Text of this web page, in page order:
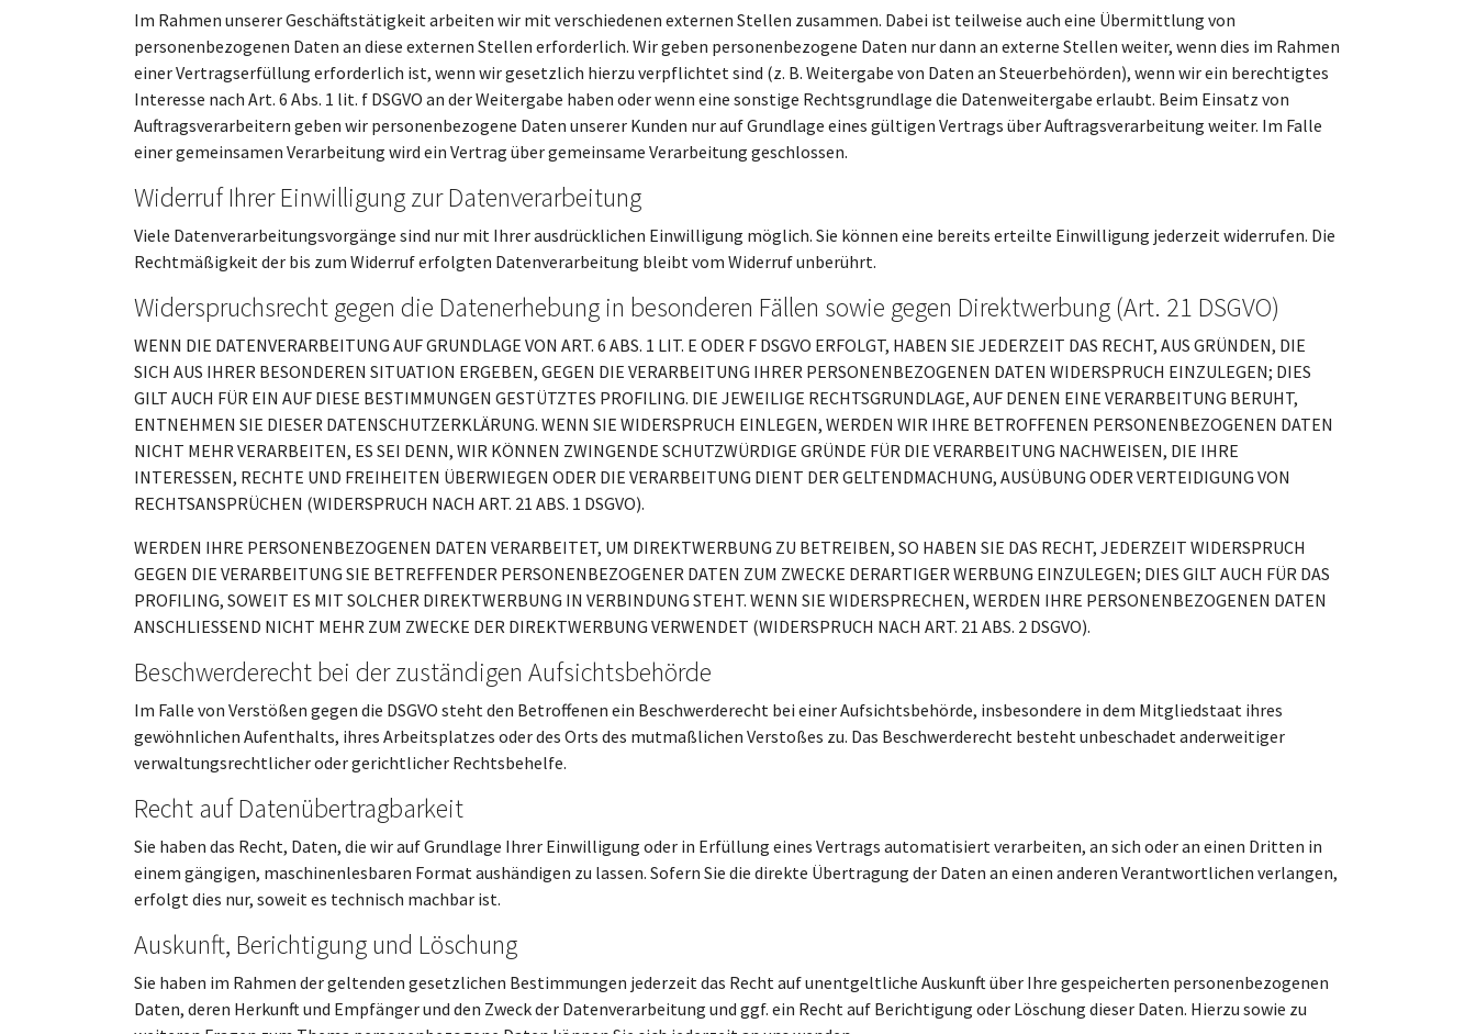
Im Rahmen unserer Geschäftstätigkeit arbeiten wir mit verschiedenen externen Stellen zusammen. Dabei ist teilweise auch eine Übermittlung von
personenbezogenen Daten an diese externen Stellen erforderlich. Wir geben personenbezogene Daten nur dann an externe Stellen weiter, wenn dies im Rahmen
einer Vertragserfüllung erforderlich ist, wenn wir gesetzlich hierzu verpflichtet sind (z. B. Weitergabe von Daten an Steuerbehörden), wenn wir ein berechtigtes
Interesse nach Art. 6 Abs. 1 lit. f DSGVO an der Weitergabe haben oder wenn eine sonstige Rechtsgrundlage die Datenweitergabe erlaubt. Beim Einsatz von
Auftragsverarbeitern geben wir personenbezogene Daten unserer Kunden nur auf Grundlage eines gültigen Vertrags über Auftragsverarbeitung weiter. Im Falle
einer gemeinsamen Verarbeitung wird ein Vertrag über gemeinsame Verarbeitung geschlossen.
Widerruf Ihrer Einwilligung zur Datenverarbeitung
Viele Datenverarbeitungsvorgänge sind nur mit Ihrer ausdrücklichen Einwilligung möglich. Sie können eine bereits erteilte Einwilligung jederzeit widerrufen. Die
Rechtmäßigkeit der bis zum Widerruf erfolgten Datenverarbeitung bleibt vom Widerruf unberührt.
Widerspruchsrecht gegen die Datenerhebung in besonderen Fällen sowie gegen Direktwerbung (Art. 21 DSGVO)
WENN DIE DATENVERARBEITUNG AUF GRUNDLAGE VON ART. 6 ABS. 1 LIT. E ODER F DSGVO ERFOLGT, HABEN SIE JEDERZEIT DAS RECHT, AUS GRÜNDEN, DIE
SICH AUS IHRER BESONDEREN SITUATION ERGEBEN, GEGEN DIE VERARBEITUNG IHRER PERSONENBEZOGENEN DATEN WIDERSPRUCH EINZULEGEN; DIES
GILT AUCH FÜR EIN AUF DIESE BESTIMMUNGEN GESTÜTZTES PROFILING. DIE JEWEILIGE RECHTSGRUNDLAGE, AUF DENEN EINE VERARBEITUNG BERUHT,
ENTNEHMEN SIE DIESER DATENSCHUTZERKLÄRUNG. WENN SIE WIDERSPRUCH EINLEGEN, WERDEN WIR IHRE BETROFFENEN PERSONENBEZOGENEN DATEN
NICHT MEHR VERARBEITEN, ES SEI DENN, WIR KÖNNEN ZWINGENDE SCHUTZWÜRDIGE GRÜNDE FÜR DIE VERARBEITUNG NACHWEISEN, DIE IHRE
INTERESSEN, RECHTE UND FREIHEITEN ÜBERWIEGEN ODER DIE VERARBEITUNG DIENT DER GELTENDMACHUNG, AUSÜBUNG ODER VERTEIDIGUNG VON
RECHTSANSPRÜCHEN (WIDERSPRUCH NACH ART. 21 ABS. 1 DSGVO).
WERDEN IHRE PERSONENBEZOGENEN DATEN VERARBEITET, UM DIREKTWERBUNG ZU BETREIBEN, SO HABEN SIE DAS RECHT, JEDERZEIT WIDERSPRUCH
GEGEN DIE VERARBEITUNG SIE BETREFFENDER PERSONENBEZOGENER DATEN ZUM ZWECKE DERARTIGER WERBUNG EINZULEGEN; DIES GILT AUCH FÜR DAS
PROFILING, SOWEIT ES MIT SOLCHER DIREKTWERBUNG IN VERBINDUNG STEHT. WENN SIE WIDERSPRECHEN, WERDEN IHRE PERSONENBEZOGENEN DATEN
ANSCHLIESSEND NICHT MEHR ZUM ZWECKE DER DIREKTWERBUNG VERWENDET (WIDERSPRUCH NACH ART. 21 ABS. 2 DSGVO).
Beschwerde­recht bei der zuständigen Aufsichts­behörde
Im Falle von Verstößen gegen die DSGVO steht den Betroffenen ein Beschwerderecht bei einer Aufsichtsbehörde, insbesondere in dem Mitgliedstaat ihres
gewöhnlichen Aufenthalts, ihres Arbeitsplatzes oder des Orts des mutmaßlichen Verstoßes zu. Das Beschwerderecht besteht unbeschadet anderweitiger
verwaltungsrechtlicher oder gerichtlicher Rechtsbehelfe.
Recht auf Daten­übertrag­barkeit
Sie haben das Recht, Daten, die wir auf Grundlage Ihrer Einwilligung oder in Erfüllung eines Vertrags automatisiert verarbeiten, an sich oder an einen Dritten in
einem gängigen, maschinenlesbaren Format aushändigen zu lassen. Sofern Sie die direkte Übertragung der Daten an einen anderen Verantwortlichen verlangen,
erfolgt dies nur, soweit es technisch machbar ist.
Auskunft, Berichtigung und Löschung
Sie haben im Rahmen der geltenden gesetzlichen Bestimmungen jederzeit das Recht auf unentgeltliche Auskunft über Ihre gespeicherten personenbezogenen
Daten, deren Herkunft und Empfänger und den Zweck der Datenverarbeitung und ggf. ein Recht auf Berichtigung oder Löschung dieser Daten. Hierzu sowie zu